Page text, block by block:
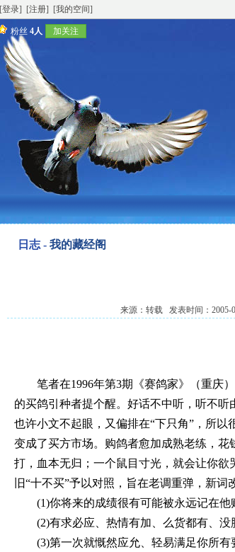
[登录] [注册] [我的空间]
粉丝 4人 加关注
日志 - 我的藏经阁
来源：转载 发表时间：2005-
笔者在1996年第3期《赛鸽家》（重庆）
的买鸽引种者提个醒。好话不中听，听不听
也许小文不起眼，又偏排在“下只角”，所以
变成了买方市场。购鸽者愈加成熟老练，
打，血本无归；一个鼠目寸光，就会让你欲
旧“十不买”予以对照，旨在老调重弹，新词
(1)你将来的成绩很有可能被永远记在他
(2)有求必应、热情有加、么货都有、没
(3)第一次就慨然应允、轻易满足你所有